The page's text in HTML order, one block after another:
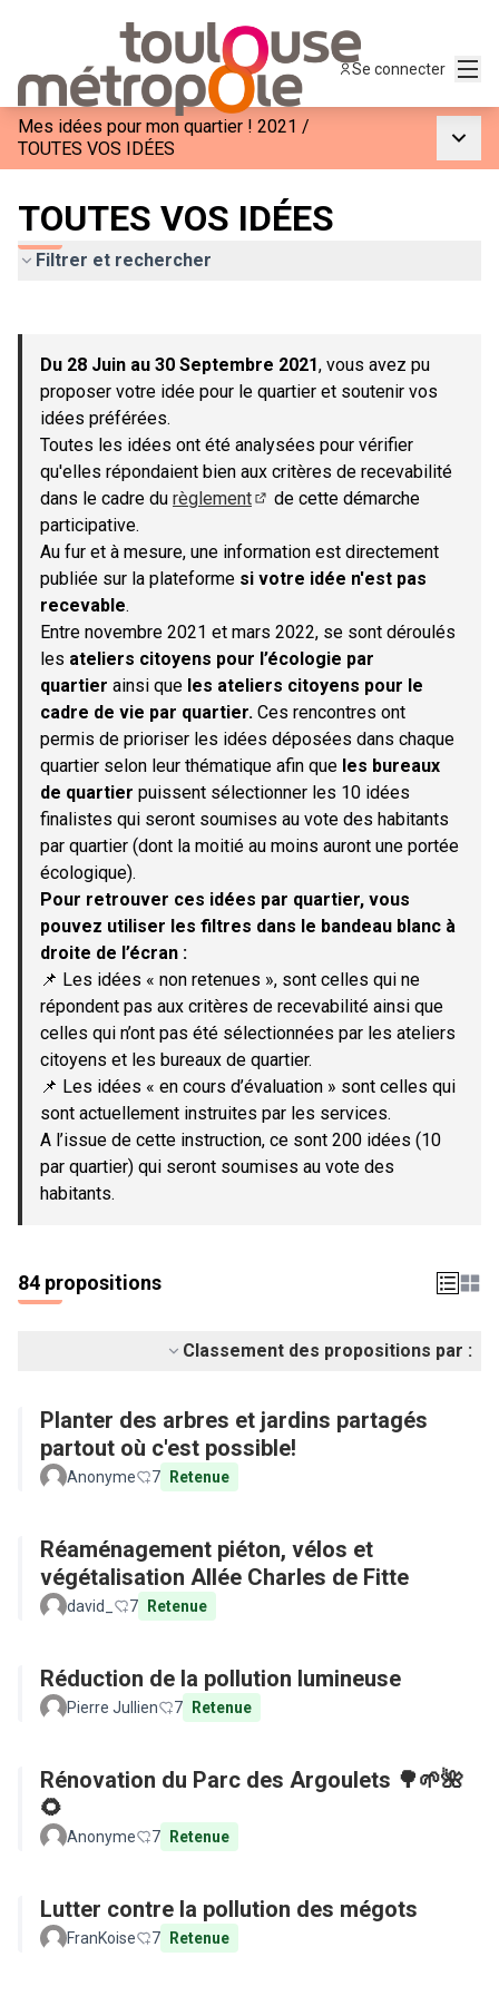
Se connecter
Mes idées pour mon quartier ! 2021 /
TOUTES VOS IDÉES
TOUTES VOS IDÉES
Filtrer et rechercher
−
Du 28 Juin au 30 Septembre 2021, vous avez pu
proposer votre idée pour le quartier et soutenir vos
idées préférées.
Toutes les idées ont été analysées pour vérifier
qu'elles répondaient bien aux critères de recevabilité
dans le cadre du règlement
de cette démarche
participative.
Au fur et à mesure, une information est directement
publiée sur la plateforme si votre idée n'est pas
recevable.
Entre novembre 2021 et mars 2022, se sont déroulés
les ateliers citoyens pour l’écologie par
quartier ainsi que les ateliers citoyens pour le
cadre de vie par quartier. Ces rencontres ont
permis de prioriser les idées déposées dans chaque
quartier selon leur thématique afin que les bureaux
de quartier puissent sélectionner les 10 idées
finalistes qui seront soumises au vote des habitants
par quartier (dont la moitié au moins auront une portée
écologique).
Pour retrouver ces idées par quartier, vous
pouvez utiliser les filtres dans le bandeau blanc à
droite de l’écran :
📌 Les idées « non retenues », sont celles qui ne
répondent pas aux critères de recevabilité ainsi que
celles qui n’ont pas été sélectionnées par les ateliers
citoyens et les bureaux de quartier.
📌 Les idées « en cours d’évaluation » sont celles qui
sont actuellement instruites par les services.
A l’issue de cette instruction, ce sont 200 idées (10
par quartier) qui seront soumises au vote des
habitants.
84 propositions
Classement des propositions par :
Planter des arbres et jardins partagés
partout où c'est possible!
Anonyme 7 Retenue
Réaménagement piéton, vélos et
végétalisation Allée Charles de Fitte
david_ 7 Retenue
Réduction de la pollution lumineuse
Pierre Jullien 7 Retenue
Rénovation du Parc des Argoulets 🌳🌱🌺
🌻
Anonyme 7 Retenue
Lutter contre la pollution des mégots
FranKoise 7 Retenue